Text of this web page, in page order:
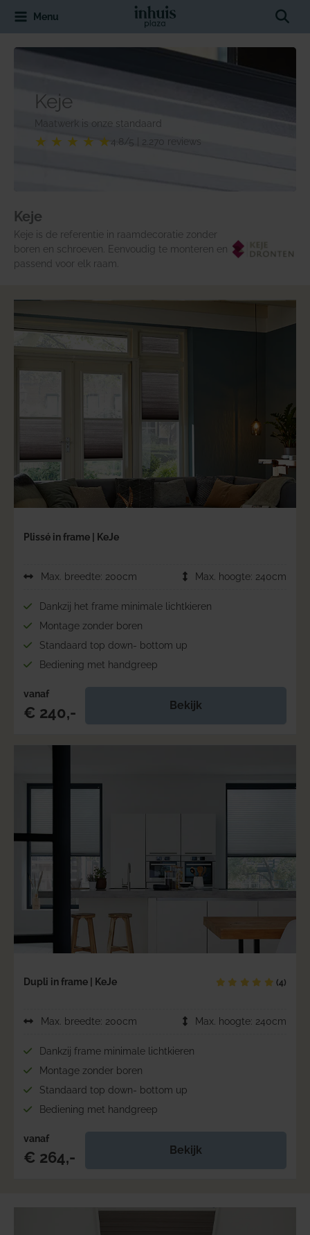
naar
inhoud
Menu
Keje
Maatwerk is onze standaard
★ ★ ★ ★ ★ 4.8/5 | 2.270 reviews
Keje
Keje is de referentie in raamdecoratie zonder
boren en schroeven. Eenvoudig te monteren en
passend voor elk raam.
Plissé in frame | KeJe
Max. breedte: 200cm Max. hoogte: 240cm
Dankzij het frame minimale lichtkieren
Montage zonder boren
Standaard top down- bottom up
Bediening met handgreep
vanaf
€ 240,- Bekijk
Dupli in frame | KeJe (4)
Max. breedte: 200cm Max. hoogte: 240cm
Dankzij frame minimale lichtkieren
Montage zonder boren
Standaard top down- bottom up
Bediening met handgreep
vanaf
€ 264,- Bekijk